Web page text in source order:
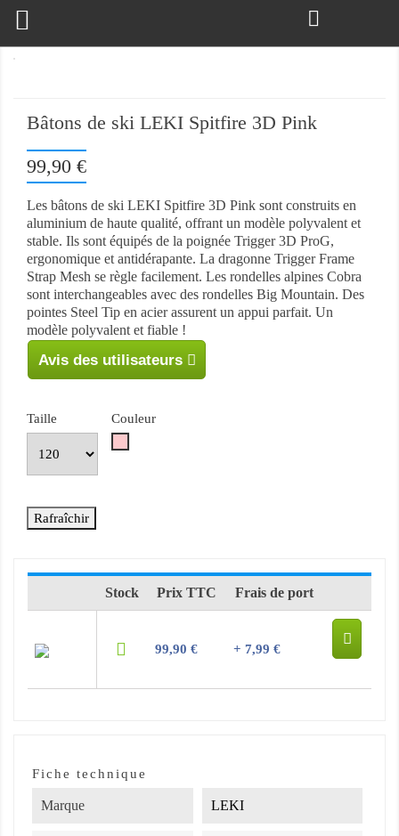

Bâtons de ski LEKI Spitfire 3D Pink
99,90 €
Les bâtons de ski LEKI Spitfire 3D Pink sont construits en
aluminium de haute qualité, offrant un modèle polyvalent et
stable. Ils sont équipés de la poignée Trigger 3D ProG,
ergonomique et antidérapante. La dragonne Trigger Frame
Strap Mesh se règle facilement. Les rondelles alpines Cobra
sont interchangeables avec des rondelles Big Mountain. Des
pointes Steel Tip en acier assurent un appui parfait. Un
modèle polyvalent et fiable !
Avis des utilisateurs
Taille
Couleur
Stock Prix TTC Frais de port
99,90 € + 7,99 €
Fiche technique
Marque LEKI